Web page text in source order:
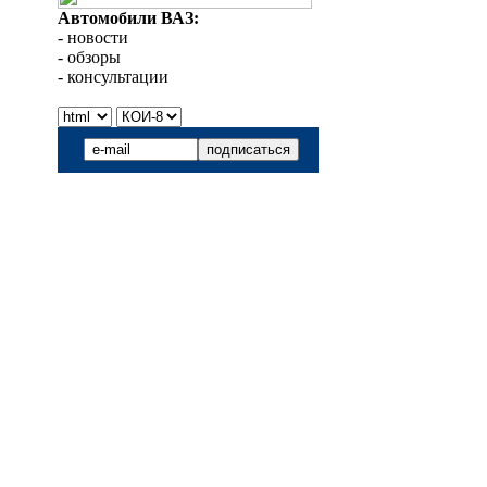
Автомобили ВАЗ:
- новости
- обзоры
- консультации